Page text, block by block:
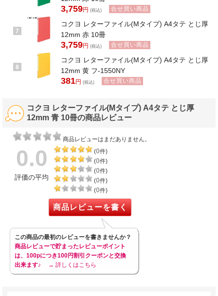
3,759円 (税込) 合せ買い商品
7
コクヨ レターファイル(Mタイプ) A4タテ とじ厚
12mm 赤 10冊
3,759円 (税込) 合せ買い商品
8
コクヨ レターファイル(Mタイプ) A4タテ とじ厚
12mm 黄 フ-1550NY
381円 (税込) 合せ買い商品
コクヨ レターファイル(Mタイプ) A4タテ とじ厚
12mm 青 10冊の商品レビュー
商品レビューはまだありません。
0.0
評価の平均
(0件)
(0件)
(0件)
(0件)
(0件)
商品レビューを書く
この商品の最初のレビューを書きませんか？
商品レビューで貯まったレビューポイント
は、100pにつき100円割引クーポンと交換
出来ます♪
→ 詳しくはこちら